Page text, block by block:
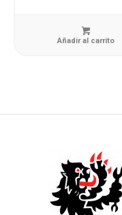
Añadir al carrito